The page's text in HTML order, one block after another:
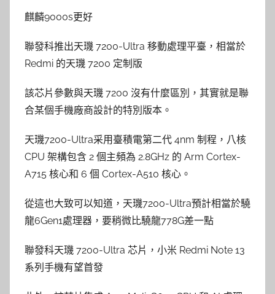
麒麟9000s更好
聯發科推出天璣 7200-Ultra 移動處理平臺，相當於
Redmi 的天璣 7200 定制版
該芯片參數與天璣 7200 沒有什麼區別，其實就是聯
合某個手機廠商設計的特別版本。
天璣7200-Ultra采用臺積電第二代 4nm 制程，八核
CPU 架構包含 2 個主頻為 2.8GHz 的 Arm Cortex-
A715 核心和 6 個 Cortex-A510 核心。
從這也大致可以知道，天璣7200-Ultra預計相當於驍
龍6Gen1處理器，要稍微比驍龍778G差一點
聯發科天璣 7200-Ultra 芯片，小米 Redmi Note 13
系列手機有望首發